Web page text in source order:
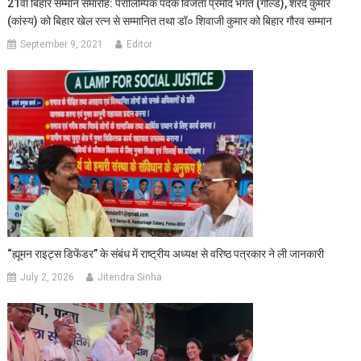
21वॉ बिहार सम्‍मान समारोह: पैरालिम्पिक पदक विजेता प्रमोद भगत (गोल्‍ड), शरद कुमार
(कांस्‍य) को बिहार खेल रत्‍न से सम्‍मानित तथा डॉ० शिवाजी कुमार को बिहार गौरव सम्‍मान
September 9, 2021 Editor
“ह्यूमन राइट्स डिफेंडर” के संबंध में राष्ट्रीय अध्यक्ष से वरिष्ठ पत्रकार ने ली जानकारी
July 2, 2026 Jitendra Sinha